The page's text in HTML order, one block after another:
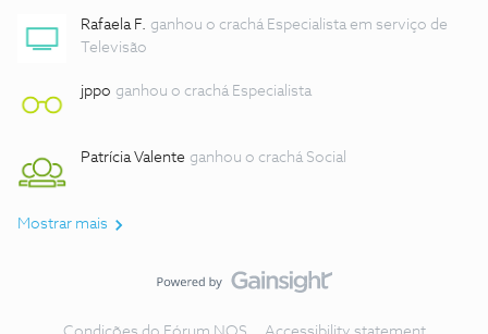
Rafaela F. ganhou o crachá Especialista em serviço de
Televisão
jppo ganhou o crachá Especialista
Patrícia Valente ganhou o crachá Social
Mostrar mais